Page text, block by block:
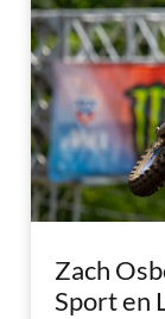
Zach
Sport en